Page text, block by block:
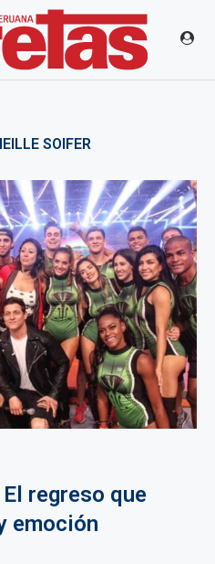
SOIFER
regreso que
emoción